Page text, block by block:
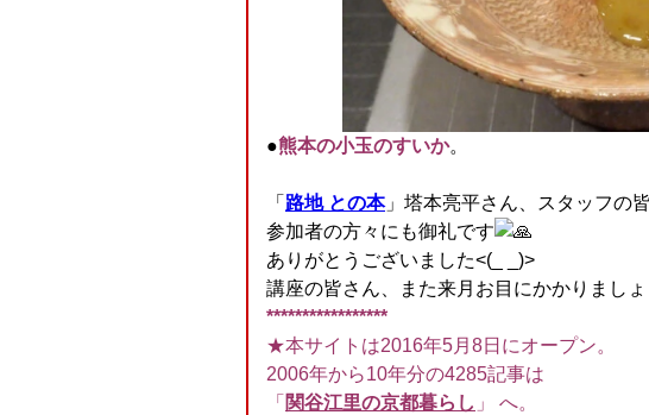
●熊本の小玉のすいか。
「 路地 との本」塔本亮平さん、スタッフの
参加者の方々にも御礼です
ありがとうございました<(_ _)>
講座の皆さん、また来月お目にかかりましょ
*****************
★本サイトは2016年5月8日にオープン。
2006年から10年分の4285記事は
「 関谷江里の京都暮らし 」 へ。